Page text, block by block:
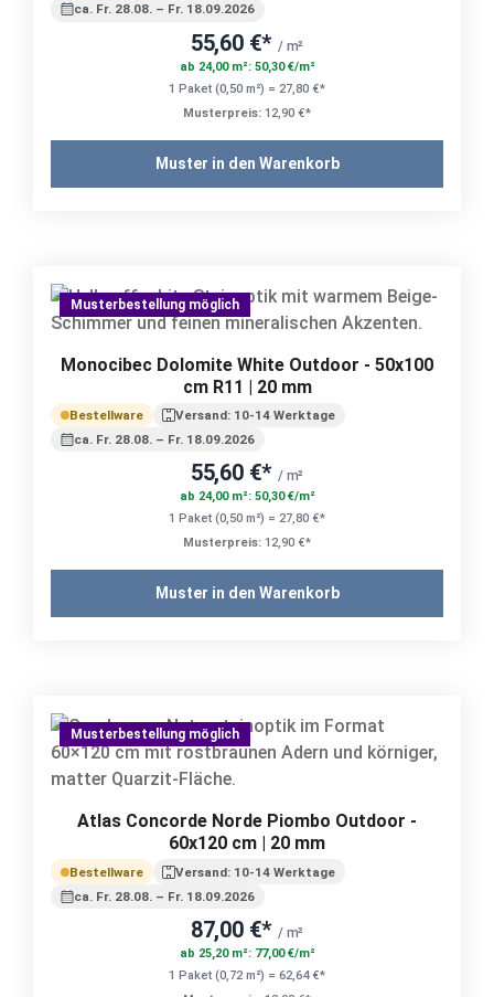
ca. Fr. 28.08. – Fr. 18.09.2026
55,60 €* / m²
ab 24,00 m²: 50,30 €/m²
1 Paket (0,50 m²) = 27,80 €*
Musterpreis: 12,90 €*
Muster in den Warenkorb
Musterbestellung möglich
Monocibec Dolomite White Outdoor - 50x100
cm R11 | 20 mm
Bestellware
Versand: 10-14 Werktage
ca. Fr. 28.08. – Fr. 18.09.2026
55,60 €* / m²
ab 24,00 m²: 50,30 €/m²
1 Paket (0,50 m²) = 27,80 €*
Musterpreis: 12,90 €*
Muster in den Warenkorb
Musterbestellung möglich
Atlas Concorde Norde Piombo Outdoor -
60x120 cm | 20 mm
Bestellware
Versand: 10-14 Werktage
ca. Fr. 28.08. – Fr. 18.09.2026
87,00 €* / m²
ab 25,20 m²: 77,00 €/m²
1 Paket (0,72 m²) = 62,64 €*